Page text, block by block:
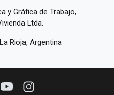
y Gráfica de Trabajo,
Ltda.
Rioja, Argentina